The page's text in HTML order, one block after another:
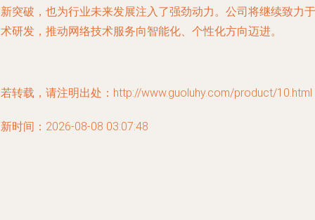
突破，也为行业未来发展注入了强劲动力。公司将继续致力于
研发，推动网络技术服务向智能化、个性化方向迈进。
转载，请注明出处：http://www.guoluhy.com/product/10.html
时间：2026-08-08 03:07:48